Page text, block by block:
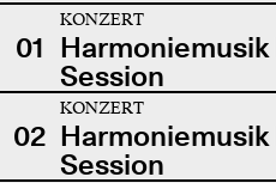
01
KONZERT
Session
02
KONZERT
Session